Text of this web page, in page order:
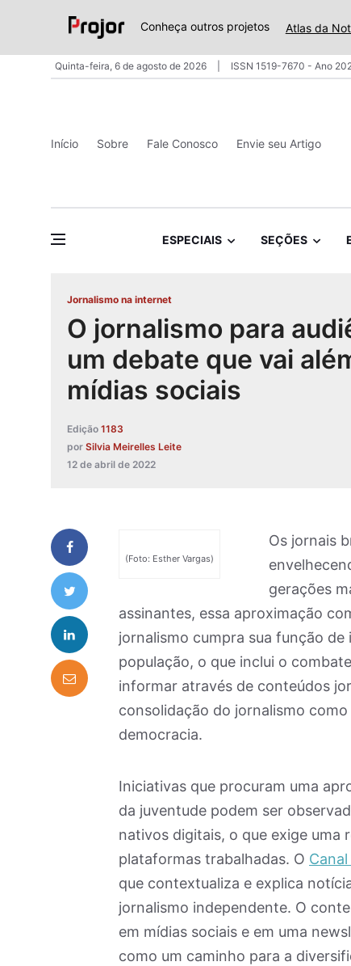
Conheça outros projetos Atlas da
Quinta-feira, 6 de agosto de 2026 ISSN 1519-7670 - Ano
Início Sobre Fale Conosco Envie seu Artigo
ESPECIAIS SEÇÕES
Jornalismo na internet
O jornalismo para
um debate que vai
mídias sociais
Edição 1183
por Silvia Meirelles Leite
12 de abril de 2022
(Foto: Esther Vargas)
Os jornais
gerações
assinantes, essa aproximação
jornalismo cumpra sua função
população, o que inclui o
informar através de conteúdos
consolidação do jornalismo
democracia.
Iniciativas que procuram uma
da juventude podem ser
nativos digitais, o que exige uma
plataformas trabalhadas. O
que contextualiza e explica
jornalismo independente. O
em mídias sociais e em uma
como um caminho para a